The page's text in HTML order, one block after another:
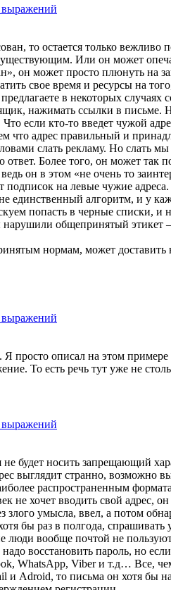
выражений
то остается только
Или он может
он может просто плюнуть
свое время и ресурсы на
в некоторых случаях
нажимать ссылки в письме.
если кто-то введет чужой
адрес правильный и
слать рекламу. Но слать
Более того, он может так
он в этом «не очень то
на левые чужие
единственный алгоритм, и у
попасть в черные списки, и
общепринятый этикет
нормам, может доставить
выражений
просто описал на этом
То есть речь тут уже не
выражений
будет носить запрещающий
выглядит странно, возможно
распространенным
хочет вводить свой адрес,
умысла, ввел, а потом
бы раз в полгода, спрашивать
вообще почтой не
восстановить пароль, но
WhatsApp, Viber и т.д… Все,
и Adroid, то письма он хотя